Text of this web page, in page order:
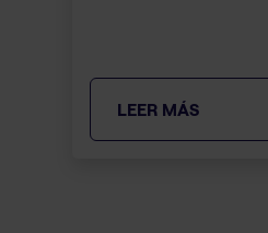
LEER MÁS